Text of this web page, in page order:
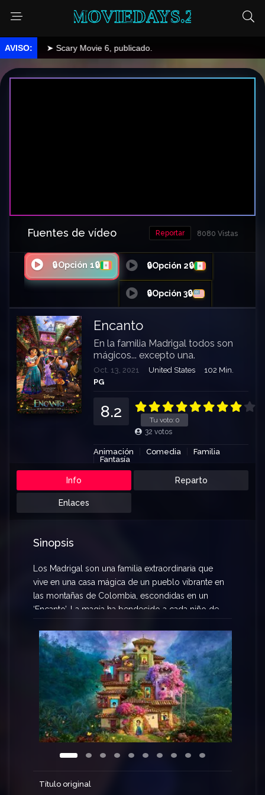
MOVIEDAYS.2
➤ Scary Movie 6, publicado.
Fuentes de vídeo 8080 Vistas
Reportar
🔒Opción 1🔒 🔒Opción 2🔒
🔒Opción 3🔒
Encanto
En la familia Madrigal todos son
mágicos... excepto una.
Oct. 13, 2021 United States
102 Min.
PG
Tu voto: 0
8.2
32 votos
Animación Comedia
Familia
Fantasía
Info Reparto
Enlaces
Sinopsis
Los Madrigal son una familia extraordinaria que
vive en una casa mágica de un pueblo vibrante en
las montañas de Colombia, escondidas en un
‘Encanto’. La magia ha bendecido a cada niño de
hasta el poder de sanar. A todos, excepto Mirabel,
quien desea ser tan especial como el resto de su
familia. Pero cuando la magia que rodea al
Encanto está en peligro, Mirabel decide que ella,
la única Madrigal sin ningún tipo de don único,
puede ser la única esperanza de su excepcional
familia.
Título original